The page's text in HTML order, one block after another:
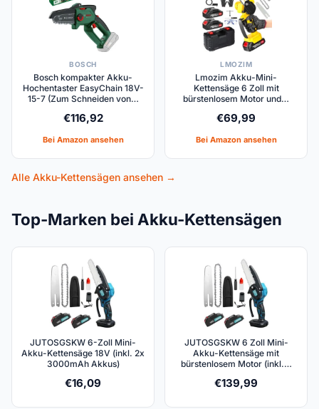
BOSCH
Bosch kompakter Akku-
Hochentaster EasyChain 18V-
15-7 (Zum Schneiden von…
€116,92
Bei Amazon ansehen
LMOZIM
Lmozim Akku-Mini-
Kettensäge 6 Zoll mit
bürstenlosem Motor und…
€69,99
Bei Amazon ansehen
Alle Akku-Kettensägen ansehen →
Top-Marken bei Akku-Kettensägen
JUTOSGSKW 6-Zoll Mini-
Akku-Kettensäge 18V (inkl. 2x
3000mAh Akkus)
€16,09
JUTOSGSKW 6 Zoll Mini-
Akku-Kettensäge mit
bürstenlosem Motor (inkl.…
€139,99